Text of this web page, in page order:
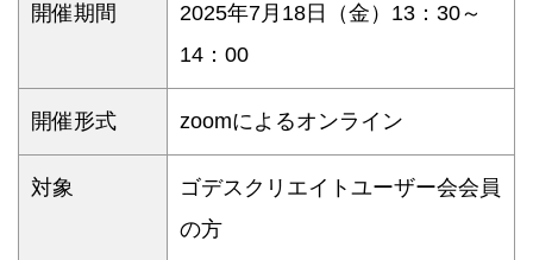
開催期間
2025年7月18日（金）13：30～
14：00
開催形式 zoomによるオンライン
対象
ゴデスクリエイトユーザー会会員
の方